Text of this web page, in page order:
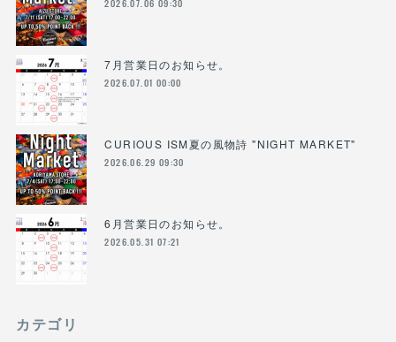
2026.07.06 09:30
7月営業日のお知らせ。
2026.07.01 00:00
CURIOUS ISM夏の風物詩 "NIGHT MARKET"
2026.06.29 09:30
6月営業日のお知らせ。
2026.05.31 07:21
カテゴリ